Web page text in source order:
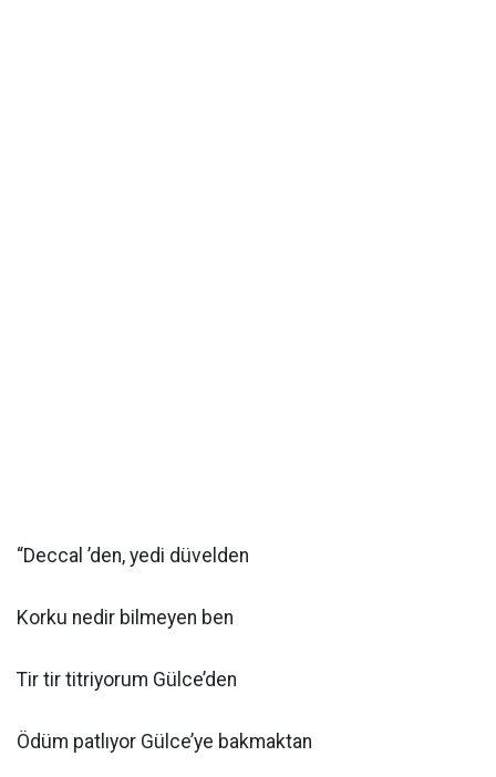
“Deccal ’den, yedi düvelden
Korku nedir bilmeyen ben
Tir tir titriyorum Gülce’den
Ödüm patlıyor Gülce’ye bakmaktan